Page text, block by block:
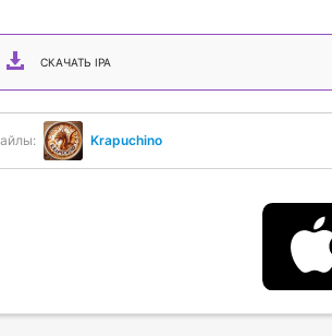
СКАЧАТЬ IPA
Krapuchino